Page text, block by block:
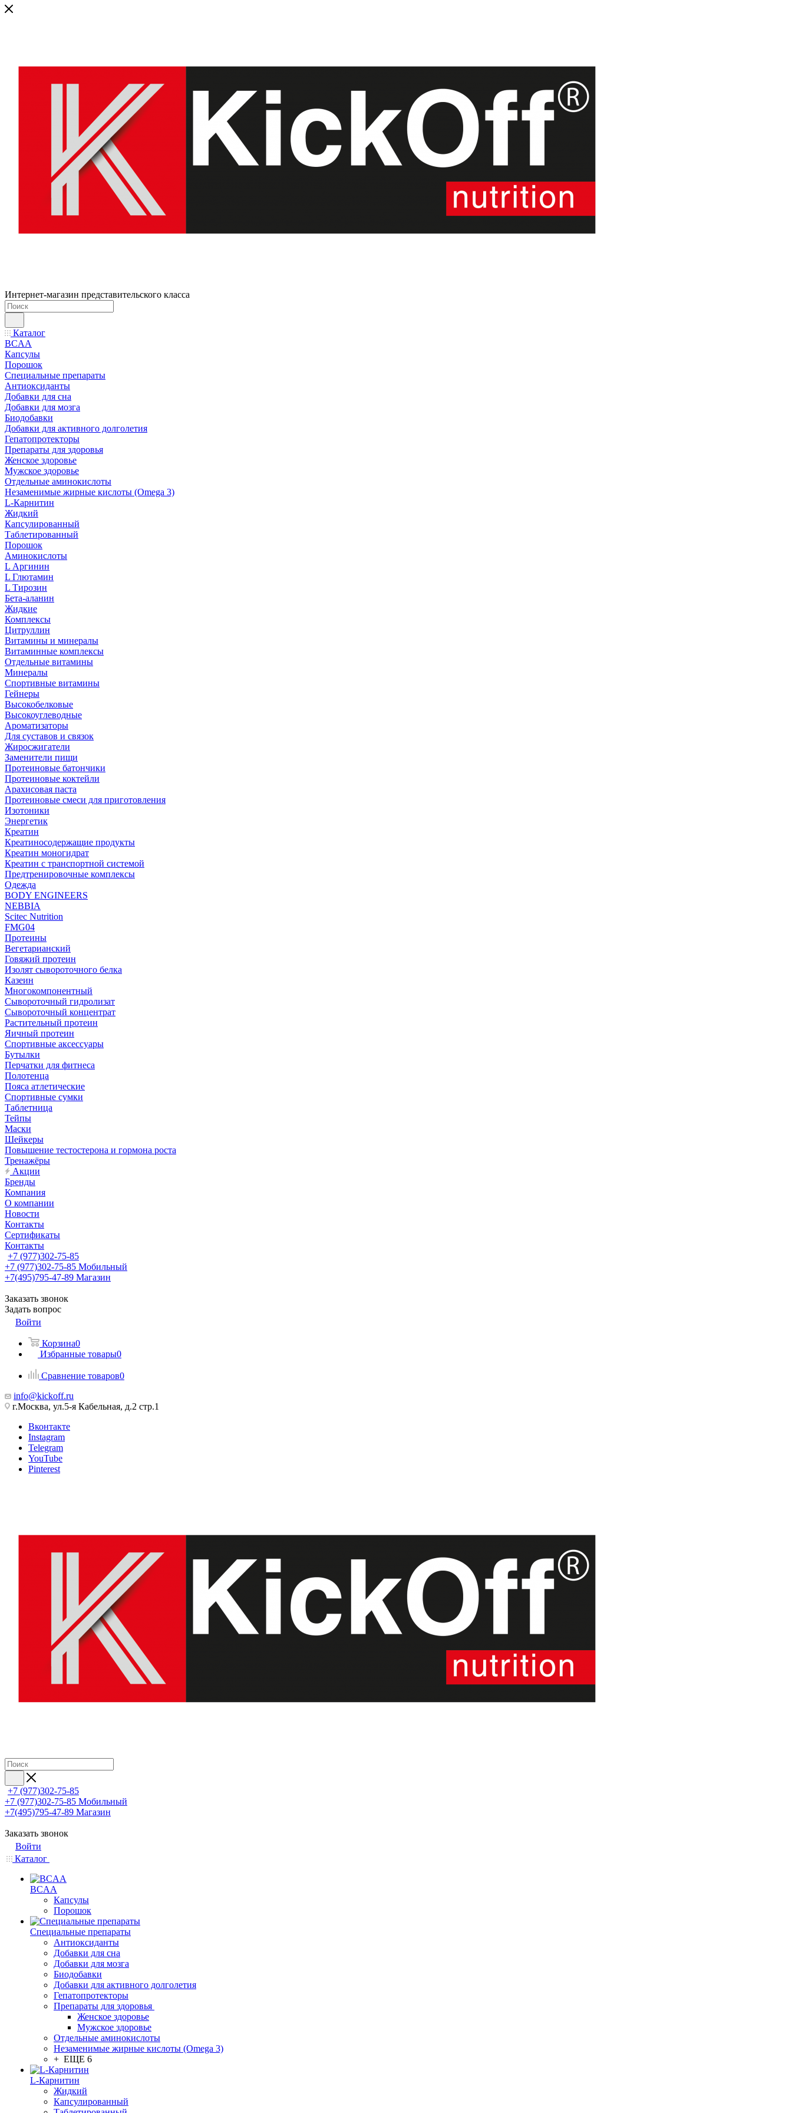
Интернет-магазин представительского класса
Каталог
BCAA
Капсулы
Порошок
Cпециальные препараты
Антиоксиданты
Добавки для сна
Добавки для мозга
Биодобавки
Добавки для активного долголетия
Гепатопротекторы
Препараты для здоровья
Женское здоровье
Мужское здоровье
Отдельные аминокислоты
Незаменимые жирные кислоты (Omega 3)
L-Карнитин
Жидкий
Капсулированный
Таблетированный
Порошок
Аминокислоты
L Аргинин
L Глютамин
L Тирозин
Бета-аланин
Жидкие
Комплексы
Цитруллин
Витамины и минералы
Витаминные комплексы
Отдельные витамины
Минералы
Спортивные витамины
Гейнеры
Высокобелковые
Высокоуглеводные
Ароматизаторы
Для суставов и связок
Жиросжигатели
Заменители пищи
Протеиновые батончики
Протеиновые коктейли
Арахисовая паста
Протеиновые смеси для приготовления
Изотоники
Энергетик
Креатин
Креатиносодержащие продукты
Креатин моногидрат
Креатин с транспортной системой
Предтренировочные комплексы
Одежда
BODY ENGINEERS
NEBBIA
Scitec Nutrition
FMG04
Протеины
Вегетарианский
Говяжий протеин
Изолят сывороточного белка
Казеин
Многокомпонентный
Сывороточный гидролизат
Сывороточный концентрат
Растительный протеин
Яичный протеин
Спортивные аксессуары
Бутылки
Перчатки для фитнеса
Полотенца
Пояса атлетические
Спортивные сумки
Таблетница
Тейпы
Маски
Шейкеры
Повышение тестостерона и гормона роста
Тренажёры
Акции
Бренды
Компания
О компании
Новости
Контакты
Сертификаты
Контакты
+7 (977)302-75-85
+7 (977)302-75-85 Мобильный
+7(495)795-47-89 Магазин
Заказать звонок
Задать вопрос
Войти
Корзина0
Избранные товары0
Сравнение товаров0
info@kickoff.ru
г.Москва, ул.5-я Кабельная, д.2 стр.1
Вконтакте
Instagram
Telegram
YouTube
Pinterest
+7 (977)302-75-85
+7 (977)302-75-85 Мобильный
+7(495)795-47-89 Магазин
Заказать звонок
Войти
Каталог
BCAA
Капсулы
Порошок
Cпециальные препараты
Антиоксиданты
Добавки для сна
Добавки для мозга
Биодобавки
Добавки для активного долголетия
Гепатопротекторы
Препараты для здоровья
Женское здоровье
Мужское здоровье
Отдельные аминокислоты
Незаменимые жирные кислоты (Omega 3)
+ ЕЩЕ 6
L-Карнитин
Жидкий
Капсулированный